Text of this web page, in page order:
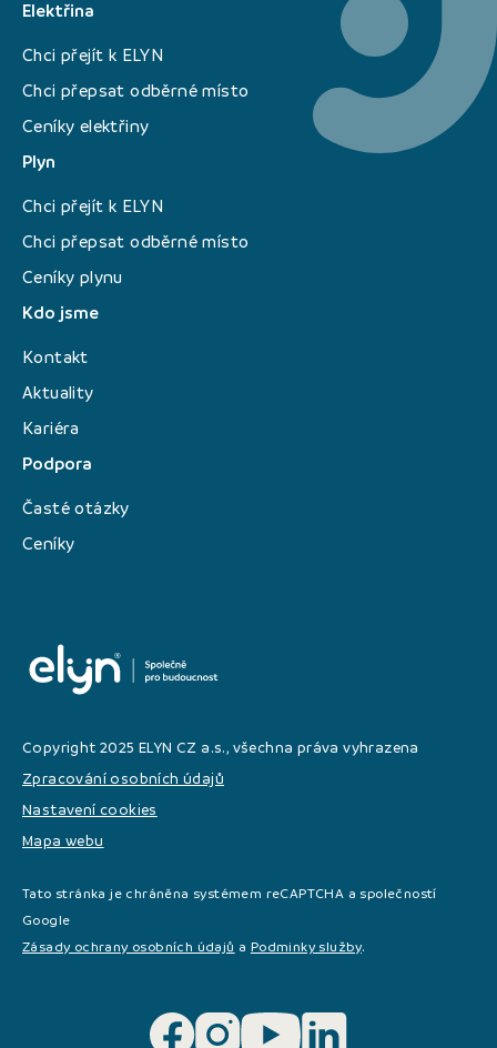
Elektřina
Chci přejít k ELYN
Chci přepsat odběrné místo
Ceníky elektřiny
Plyn
Chci přejít k ELYN
Chci přepsat odběrné místo
Ceníky plynu
Kdo jsme
Kontakt
Aktuality
Kariéra
Podpora
Časté otázky
Ceníky
Copyright 2025 ELYN CZ a.s., všechna práva vyhrazena
Zpracování osobních údajů
Nastavení cookies
Mapa webu
Tato stránka je chráněna systémem reCAPTCHA a společností
Google
Zásady ochrany osobních údajů a Podminky služby.